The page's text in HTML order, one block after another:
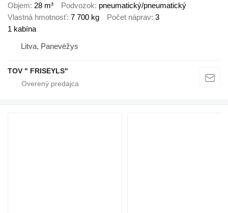
Objem 28 m³ Podvozok pneumatický/pneumatický
Vlastná hmotnosť 7 700 kg Počet náprav 3
1 kabína
Litva, Panevėžys
TOV " FRISEYLS"